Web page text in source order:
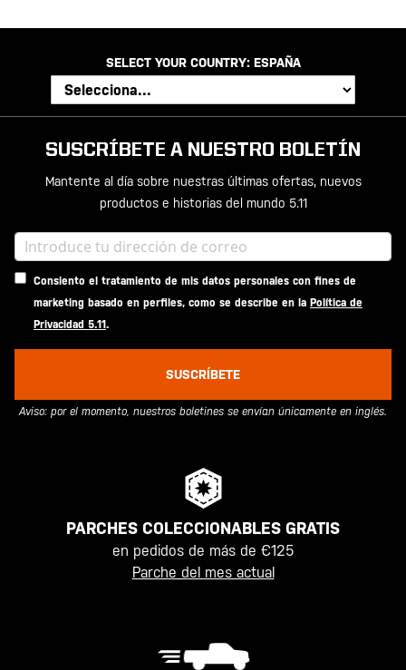
SELECT YOUR COUNTRY: ESPAÑA
SUSCRÍBETE A NUESTRO BOLETÍN
Mantente al día sobre nuestras últimas ofertas, nuevos
productos e historias del mundo 5.11
Consiento el tratamiento de mis datos personales con fines de
marketing basado en perfiles, como se describe en la Política de
Privacidad 5.11.
SUSCRÍBETE
Aviso: por el momento, nuestros boletines se envían únicamente en inglés.
PARCHES COLECCIONABLES GRATIS
en pedidos de más de €125
Parche del mes actual